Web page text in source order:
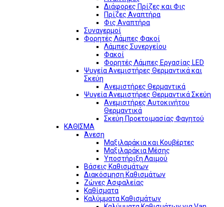
Διάφορες Πρίζες και Φις
Πρίζες Αναπτήρα
Φις Αναπτήρα
Συναγερμοί
Φορητές Λάμπες Φακοί
Λάμπες Συνεργείου
Φακοί
Φορητές Λάμπες Εργασίας LED
Ψυγεία Ανεμιστήρες Θερμαντικά και
Σκεύη
Ανεμιστήρες Θερμαντικά
Ψυγεία Ανεμιστήρες Θερμαντικά Σκεύη
Ανεμιστήρες Αυτοκινήτου
Θερμαντικά
Σκεύη Προετοιμασίας Φαγητού
ΚΑΘΙΣΜΑ
Άνεση
Μαξιλαράκια και Κουβέρτες
Μαξιλαράκια Μέσης
Υποστήριξη Λαιμού
Βάσεις Καθισμάτων
Διακόσμηση Καθισμάτων
Ζώνες Ασφαλείας
Καθίσματα
Καλύμματα Καθισμάτων